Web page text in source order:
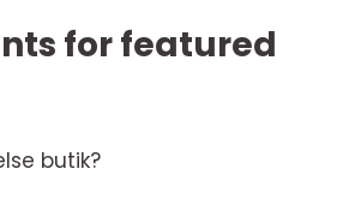
for featured
butik?